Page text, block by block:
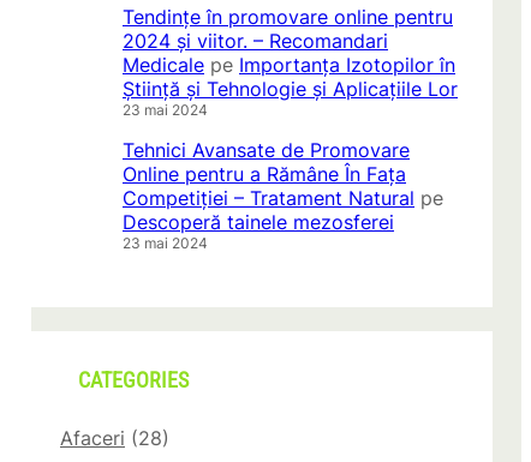
Tendințe în promovare online pentru
2024 și viitor. – Recomandari
Medicale pe Importanța Izotopilor în
Știință și Tehnologie și Aplicațiile Lor
23 mai 2024
Tehnici Avansate de Promovare
Online pentru a Rămâne În Fața
Competiției – Tratament Natural pe
Descoperă tainele mezosferei
23 mai 2024
CATEGORIES
Afaceri (28)